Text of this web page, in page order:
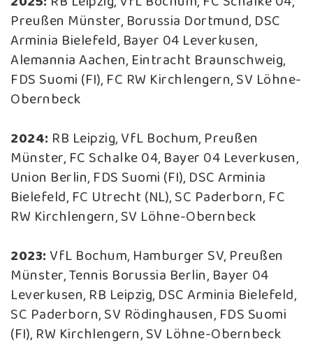
Preußen Münster, Borussia Dortmund, DSC
Arminia Bielefeld, Bayer 04 Leverkusen,
Alemannia Aachen, Eintracht Braunschweig,
FDS Suomi (FI), FC RW Kirchlengern, SV Löhne-
Obernbeck
2024: RB Leipzig, VfL Bochum, Preußen
Münster, FC Schalke 04, Bayer 04 Leverkusen,
Union Berlin, FDS Suomi (FI), DSC Arminia
Bielefeld, FC Utrecht (NL), SC Paderborn, FC
RW Kirchlengern, SV Löhne-Obernbeck
2023:VfL Bochum, Hamburger SV, Preußen
Münster, Tennis Borussia Berlin, Bayer 04
Leverkusen, RB Leipzig, DSC Arminia Bielefeld,
SC Paderborn, SV Rödinghausen, FDS Suomi
(FI), RW Kirchlengern, SV Löhne-Obernbeck